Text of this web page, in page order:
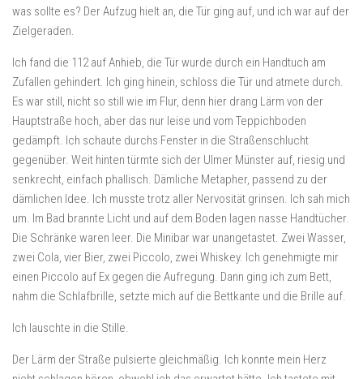
was sollte es? Der Aufzug hielt an, die Tür ging auf, und ich war auf der
Zielgeraden.
Ich fand die 112 auf Anhieb, die Tür wurde durch ein Handtuch am
Zufallen gehindert. Ich ging hinein, schloss die Tür und atmete durch.
Es war still, nicht so still wie im Flur, denn hier drang Lärm von der
Hauptstraße hoch, aber das nur leise und vom Teppichboden
gedämpft. Ich schaute durchs Fenster in die Straßenschlucht
gegenüber. Weit hinten türmte sich der Ulmer Münster auf, riesig und
senkrecht, einfach phallisch. Dämliche Metapher, passend zu der
dämlichen Idee. Ich musste trotz aller Nervosität grinsen. Ich sah mich
um. Im Bad brannte Licht und auf dem Boden lagen nasse Handtücher.
Die Schränke waren leer. Die Minibar war unangetastet. Zwei Wasser,
zwei Cola, vier Bier, zwei Piccolo, zwei Whiskey. Ich genehmigte mir
einen Piccolo auf Ex gegen die Aufregung. Dann ging ich zum Bett,
nahm die Schlafbrille, setzte mich auf die Bettkante und die Brille auf.
Ich lauschte in die Stille.
Der Lärm der Straße pulsierte gleichmäßig. Ich konnte mein Herz